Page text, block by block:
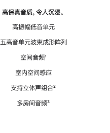
高保真音质，令人沉浸。
高振幅低音单元
五高音单元波束成形阵列
空间音频脚
¹
室内空间感应
支持立体声组合脚
²
多房间音频脚
³